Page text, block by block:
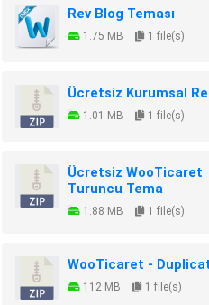
Rev Blog Teması
1.75 MB 1 file(s)
Ücretsiz Kurumsal
1.01 MB 1 file(s)
Ücretsiz WooTicaret
Turuncu Tema
1.88 MB 1 file(s)
WooTicaret -
112 MB 1 file(s)